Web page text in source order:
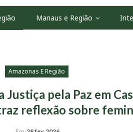
Manaus e Região
Amazonas E Região
Justiça pela Paz em
reflexão sobre